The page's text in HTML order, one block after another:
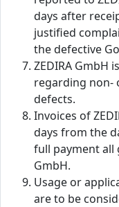
days after
justified
the defective
ZEDIRA GmbH
regarding non-
defects.
Invoices of
days from the
full payment all
GmbH.
Usage or
are to be